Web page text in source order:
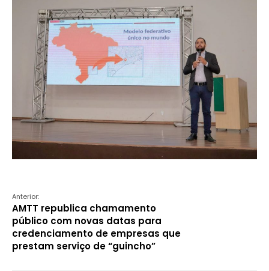
Anterior:
AMTT republica chamamento
público com novas datas para
credenciamento de empresas que
prestam serviço de “guincho”